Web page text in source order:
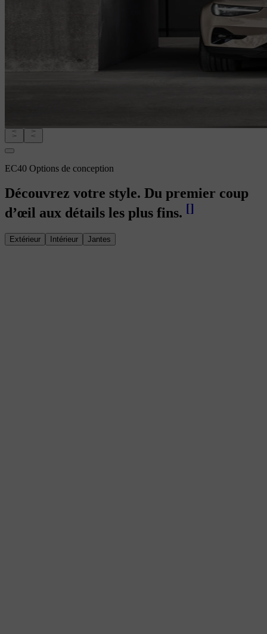
EC40 Options de conception
Découvrez votre style. Du premier coup
d’œil aux détails les plus fins. []
Extérieur Intérieur Jantes